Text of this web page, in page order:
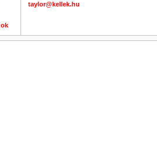
taylor@kellek.hu